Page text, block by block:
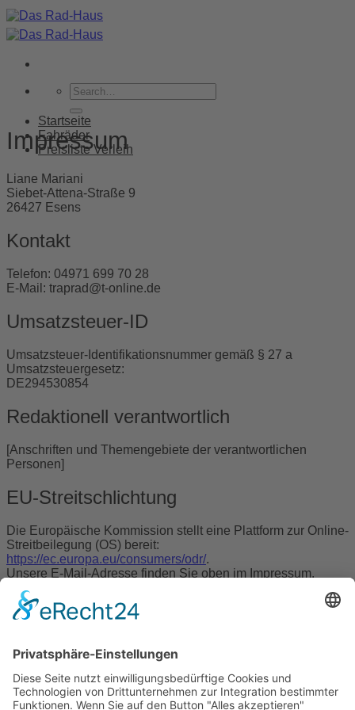
Skip
to
content
Startseite
Fahräder
Preisliste Verleih
Impressum
Liane Mariani
Siebet-Attena-Straße 9
26427 Esens
Kontakt
Telefon: 04971 699 70 28
E-Mail: traprad@t-online.de
Umsatzsteuer-ID
Umsatzsteuer-Identifikationsnummer gemäß § 27 a
Umsatzsteuergesetz:
DE294530854
Redaktionell verantwortlich
[Anschriften und Themengebiete der verantwortlichen
Personen]
EU-Streitschlichtung
Die Europäische Kommission stellt eine Plattform zur Online-
Streitbeilegung (OS) bereit:
https://ec.europa.eu/consumers/odr/.
Unsere E-Mail-Adresse finden Sie oben im Impressum.
Verbraucher­streit­beilegung/Universal­
Wir sind nicht bereit oder verpflichtet, an
Streitbeilegungsverfahren vor einer
Verbraucherschlichtungsstelle teilzunehmen.